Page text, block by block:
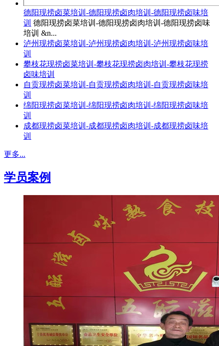
德阳现捞卤菜培训-德阳现捞卤肉培训-德阳现捞卤味培
训 德阳现捞卤菜培训-德阳现捞卤肉培训-德阳现捞卤味
培训 &n...
泸州现捞卤菜培训-泸州现捞卤肉培训-泸州现捞卤味培
训
攀枝花现捞卤菜培训-攀枝花现捞卤肉培训-攀枝花现捞
卤味培训
自贡现捞卤菜培训-自贡现捞卤肉培训-自贡现捞卤味培
训
绵阳现捞卤菜培训-绵阳现捞卤肉培训-绵阳现捞卤味培
训
成都现捞卤菜培训-成都现捞卤肉培训-成都现捞卤味培
训
更多...
学员案例